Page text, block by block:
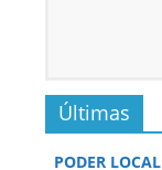
Últimas
PODER LOCAL